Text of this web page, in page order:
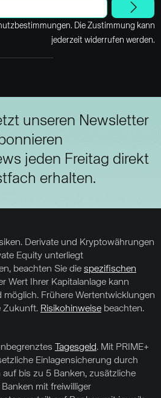
Die Zustimmung kann
jederzeit widerrufen werden.
unseren Newsletter
jeden Freitag direkt
erhalten.
Derivate und Kryptowährungen
Equity unterliegt
beachten Sie die spezifischen
Wert Ihrer Kapitalanlage kann
möglich. Frühere Wertentwicklungen
Zukunft. Risikohinweise beachten.
Tagesgeld. Mit PRIME+
Einlagensicherung durch
bis zu 5 Banken, zusätzliche
mit freiwilliger